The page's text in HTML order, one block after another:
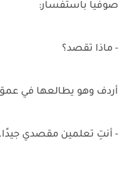
صوفيا باستفسار:
- ماذا تقصد؟
أردف وهو يطالعها في عمق
- أنتِ تعلمين مقصدي جيدًا.